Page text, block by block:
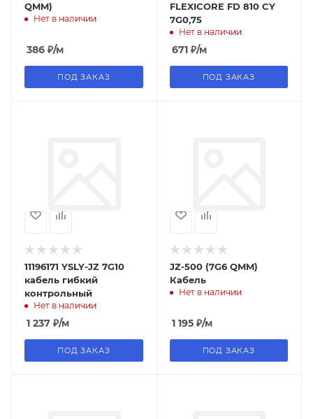
QMM)
Нет в наличии
386 ₽/м
ПОД ЗАКАЗ
FLEXICORE FD 810 CY
7G0,75
Нет в наличии
671₽/м
ПОД ЗАКАЗ
11196171 YSLY-JZ 7G10
кабель гибкий
контрольный
Нет в наличии
1 237 ₽/м
ПОД ЗАКАЗ
JZ-500 (7G6 QMM)
Кабель
Нет в наличии
1 195₽/м
ПОД ЗАКАЗ